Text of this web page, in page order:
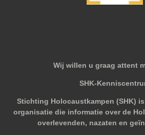
Wij willen u graag attent
SHK-
Stichting Holocaustkampen (SHK)
organisatie die informatie over de
overlevenden, nazaten en